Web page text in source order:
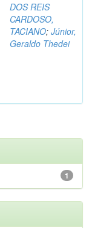
DOS REIS
CARDOSO,
TACIANO; Júnior,
Geraldo Thedei
1